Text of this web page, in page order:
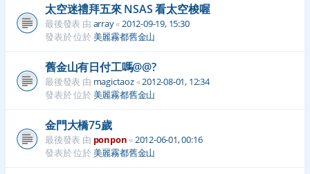
太空迷禮拜五來 NSAS 看太空梭喔
最後發表 由 array« 2012-09-19, 15:30
發表於 位於 美麗霧都舊金山
舊金山有日付工嗎@@?
最後發表 由 magictaoz«2012-08-01, 12:34
發表於 位於 美麗霧都舊金山
金門大橋75歲
最後發表 由 ponpon« 2012-06-01, 00:16
發表於 位於 美麗霧都舊金山